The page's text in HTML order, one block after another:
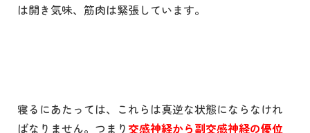
は開き気味、筋肉は緊張しています。
寝るにあたっては、これらは真逆な状態にならなけれ
ばなりません。つまり 交感神経から副交感神経の優位